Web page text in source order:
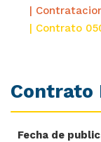
|
| Contrato
Contrato
Fecha de